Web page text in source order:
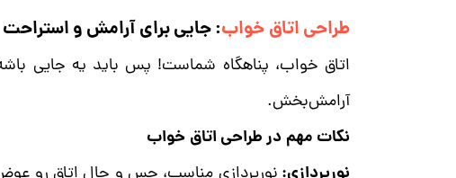
طراحی اتاق خواب: جایی برای آرامش و استراحت
اتاق خواب، پناهگاه شماست! پس باید یه جایی
آرامش‌بخش.
نکات مهم در طراحی اتاق خواب